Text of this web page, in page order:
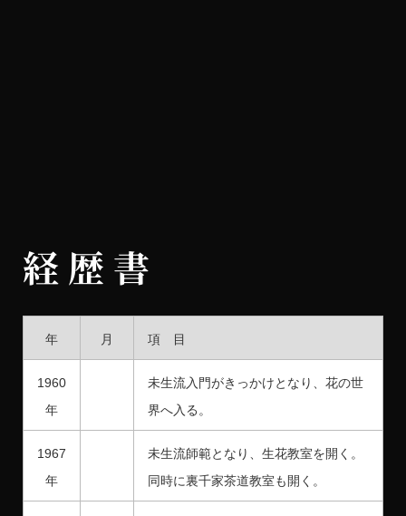
経 歴 書
年 月 項 目
1960
年
未生流入門がきっかけとなり、花の世
界へ入る。
1967
年
未生流師範となり、生花教室を開く。
同時に裏千家茶道教室も開く。